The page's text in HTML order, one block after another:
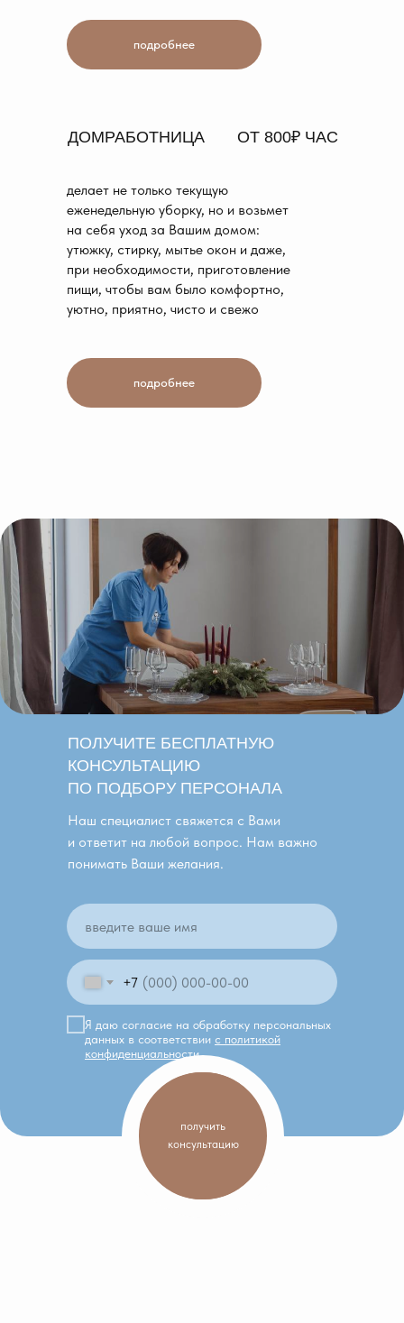
ОТ 800₽ ЧАС
ДОМРАБОТНИЦА
делает не только текущую
еженедельную уборку, но и возьмет
на себя уход за Вашим домом:
утюжку, стирку, мытье окон и даже,
при необходимости, приготовление
пищи, чтобы вам было комфортно,
уютно, приятно, чисто и свежо
подробнее
подробнее
Наш специалист свяжется с Вами
и ответит на любой вопрос. Нам важно
понимать Ваши желания.
ПОЛУЧИТЕ БЕСПЛАТНУЮ
КОНСУЛЬТАЦИЮ
ПО ПОДБОРУ ПЕРСОНАЛА
+7
Я даю согласие на обработку персональных
данных в соответствии с политикой
конфиденциальности
получить
консультацию